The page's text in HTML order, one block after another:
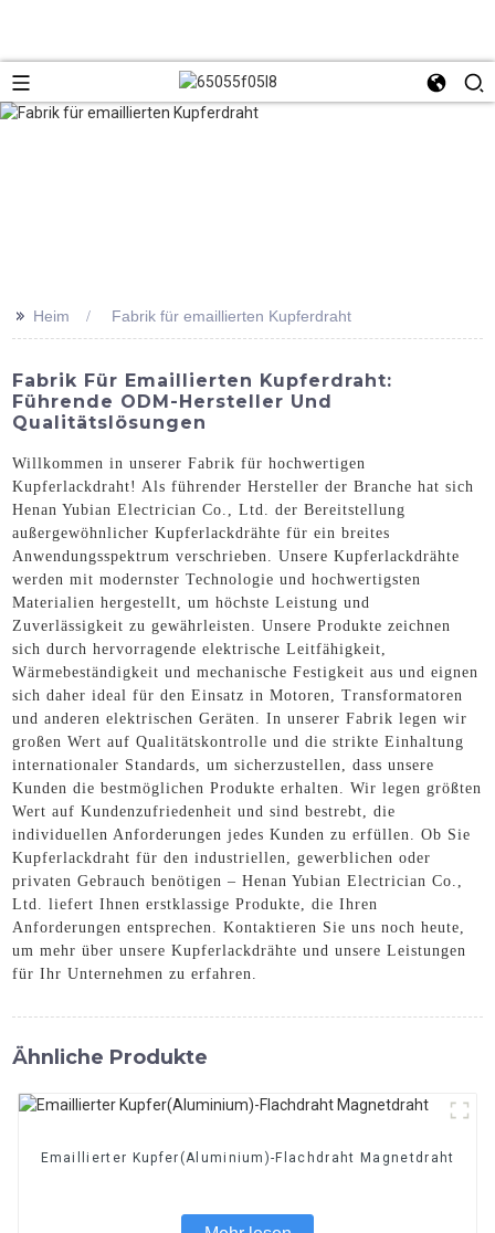
>> Heim Fabrik für emaillierten Kupferdraht
Fabrik Für Emaillierten Kupferdraht:
Führende ODM-Hersteller Und
Qualitätslösungen
Willkommen in unserer Fabrik für hochwertigen
Kupferlackdraht! Als führender Hersteller der Branche hat sich
Henan Yubian Electrician Co., Ltd. der Bereitstellung
außergewöhnlicher Kupferlackdrähte für ein breites
Anwendungsspektrum verschrieben. Unsere Kupferlackdrähte
werden mit modernster Technologie und hochwertigsten
Materialien hergestellt, um höchste Leistung und
Zuverlässigkeit zu gewährleisten. Unsere Produkte zeichnen
sich durch hervorragende elektrische Leitfähigkeit,
Wärmebeständigkeit und mechanische Festigkeit aus und eignen
sich daher ideal für den Einsatz in Motoren, Transformatoren
und anderen elektrischen Geräten. In unserer Fabrik legen wir
großen Wert auf Qualitätskontrolle und die strikte Einhaltung
internationaler Standards, um sicherzustellen, dass unsere
Kunden die bestmöglichen Produkte erhalten. Wir legen größten
Wert auf Kundenzufriedenheit und sind bestrebt, die
individuellen Anforderungen jedes Kunden zu erfüllen. Ob Sie
Kupferlackdraht für den industriellen, gewerblichen oder
privaten Gebrauch benötigen – Henan Yubian Electrician Co.,
Ltd. liefert Ihnen erstklassige Produkte, die Ihren
Anforderungen entsprechen. Kontaktieren Sie uns noch heute,
um mehr über unsere Kupferlackdrähte und unsere Leistungen
für Ihr Unternehmen zu erfahren.
Ähnliche Produkte
Emaillierter Kupfer(Aluminium)-Flachdraht Magnetdraht